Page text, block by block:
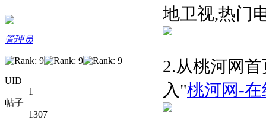
管理员
UID
1
帖子
1307
地卫视,热门
2.从桃河网
入"桃河网-